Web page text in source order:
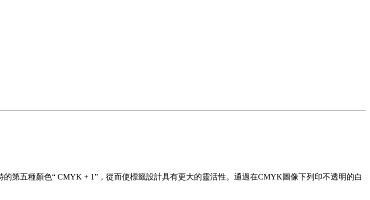
第五種顏色“ CMYK + 1”，從而使標籤設計具有更大的靈活性。通過在CMYK圖像下列印不透明的白